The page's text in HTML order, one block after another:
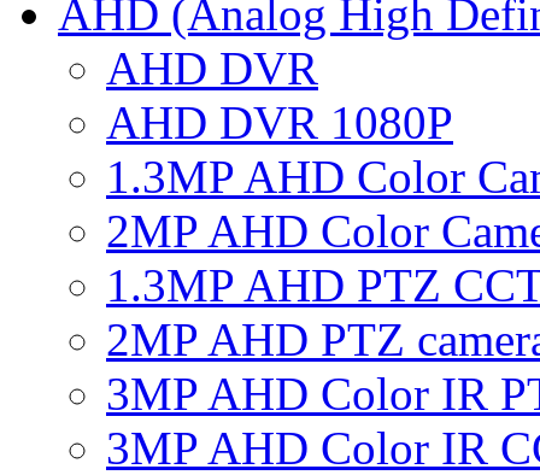
AHD (Analog High
AHD DVR
AHD DVR 1080P
1.3MP AHD Color
2MP AHD Color
1.3MP AHD PTZ
2MP AHD PTZ
3MP AHD Color IR
3MP AHD Color IR